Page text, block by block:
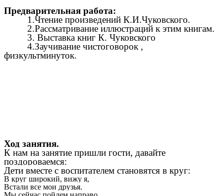
Предварительная работа:
1.Чтение произведений К.И.Чуковского.
2.Рассматривание иллюстраций к этим книгам.
3. Выставка книг К. Чуковского
4.Заучивание чистоговорок ,
физкультминуток.
Ход занятия.
К нам на занятие пришли гости, давайте
поздороваемся:
Дети вместе с воспитателем становятся в круг:
В круг широкий, вижу я,
Встали все мои друзья.